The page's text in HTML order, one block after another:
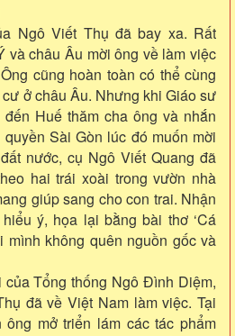
Ngô Viết Thụ đã bay xa. Rất
và châu Âu mời ông về làm việc
cũng hoàn toàn có thể cùng
ở châu Âu. Nhưng khi Giáo sư
Huế thăm cha ông và nhắn
Sài Gòn lúc đó muốn mời
nước, cụ Ngô Viết Quang đã
hai trái xoài trong vườn nhà
giúp sang cho con trai. Nhận
ý, họa lại bằng bài thơ ‘Cá
mình không quên nguồn gốc và
Tổng thống Ngô Đình Diệm,
đã về Việt Nam làm việc. Tại
mở triển lám các tác phẩm